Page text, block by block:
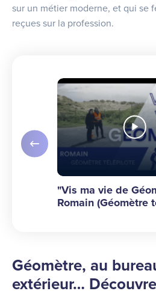
sur un métier moderne, et qui se
reçues sur la profession.
Slide précédente
"Vis ma vie de
"Vis ma vie de
Romain (Géomètre
Géomètre, au
extérieur…